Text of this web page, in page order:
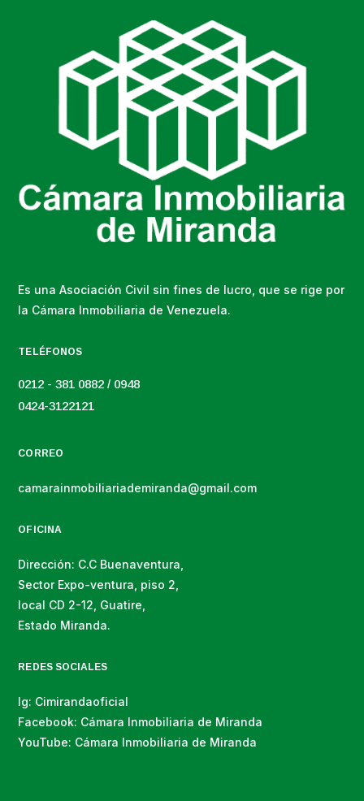
Es una Asociación Civil sin fines de lucro, que se rige por
la Cámara Inmobiliaria de Venezuela.
TELÉFONOS
0212 - 381 0882 / 0948
0424-3122121
CORREO
camarainmobiliariademiranda@gmail.com
OFICINA
Dirección: C.C Buenaventura,
Sector Expo-ventura, piso 2,
local CD 2-12, Guatire,
Estado Miranda.
REDES SOCIALES
Ig: Cimirandaoficial
Facebook: Cámara Inmobiliaria de Miranda
YouTube: Cámara Inmobiliaria de Miranda